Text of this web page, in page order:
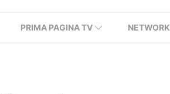
PRIMA PAGINA TV NETWORK